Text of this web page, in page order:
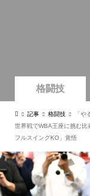
格闘技
記事 格闘技
「
世界戦でWBA王座に挑む
フルスイングKO」覚悟